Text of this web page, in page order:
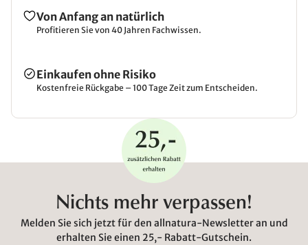
Von Anfang an natürlich
Profitieren Sie von 40 Jahren Fachwissen.
Einkaufen ohne Risiko
Kostenfreie Rückgabe – 100 Tage Zeit zum Entscheiden.
Nichts mehr verpassen!
Melden Sie sich jetzt für den allnatura-Newsletter an und
erhalten Sie einen 25,- Rabatt-Gutschein.